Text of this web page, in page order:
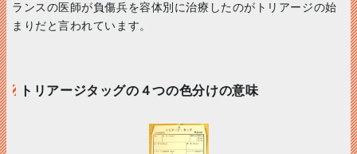
ランスの医師が負傷兵を容体別に治療したのがトリアージの始
まりだと言われています。
トリアージタッグの４つの色分けの意味